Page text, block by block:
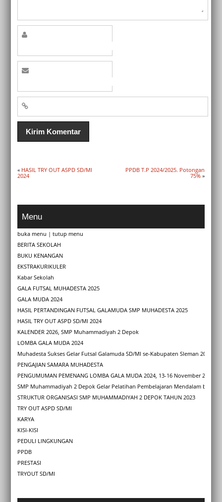
« HASIL TRY OUT ASPD SD/MI
2024
PPDB T.P 2024/2025. Potongan
75% »
Menu
buka menu | tutup menu
BERITA SEKOLAH
BUKU KENANGAN
EKSTRAKURIKULER
Kabar Sekolah
GALA FUTSAL MUHADESTA 2025
GALA MUDA 2024
HASIL PERTANDINGAN FUTSAL GALAMUDA SMP MUHADESTA 2025
HASIL TRY OUT ASPD SD/MI 2024
KALENDER 2026, SMP Muhammadiyah 2 Depok
LOMBA GALA MUDA 2024
Muhadesta Sukses Gelar Futsal Galamuda SD/MI se-Kabupaten Sleman 2025
PENGAJIAN SAMARA MUHADESTA
PENGUMUMAN PEMENANG LOMBA GALA MUDA 2024, 13-16 November 2024
SMP Muhammadiyah 2 Depok Gelar Pelatihan Pembelajaran Mendalam bagi
STRUKTUR ORGANISASI SMP MUHAMMADIYAH 2 DEPOK TAHUN 2023
TRY OUT ASPD SD/MI
KARYA
KISI-KISI
PEDULI LINGKUNGAN
PPDB
PRESTASI
TRYOUT SD/MI